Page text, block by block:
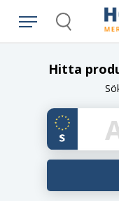
Search
Hitta